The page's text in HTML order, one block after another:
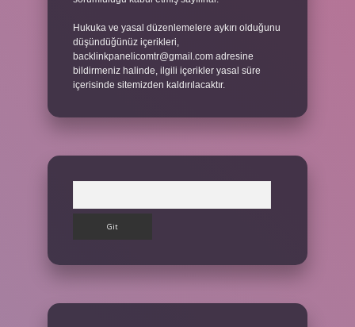
Hukuka ve yasal düzenlemelere aykırı olduğunu
düşündüğünüz içerikleri,
backlinkpanelicomtr@gmail.com adresine
bildirmeniz halinde, ilgili içerikler yasal süre
içerisinde sitemizden kaldırılacaktır.